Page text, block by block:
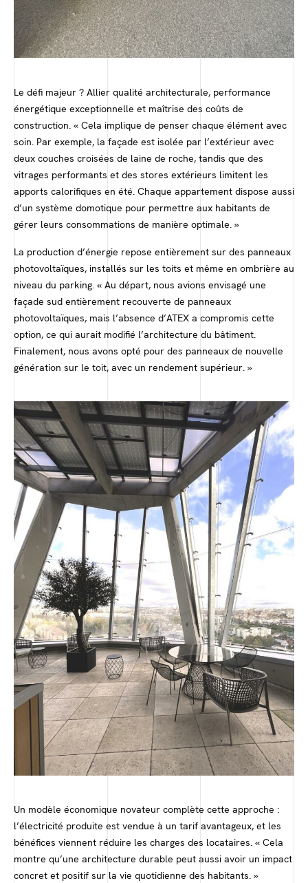
Le défi majeur ? Allier qualité architecturale, performance
énergétique exceptionnelle et maîtrise des coûts de
construction. « Cela implique de penser chaque élément avec
soin. Par exemple, la façade est isolée par l’extérieur avec
deux couches croisées de laine de roche, tandis que des
vitrages performants et des stores extérieurs limitent les
apports calorifiques en été. Chaque appartement dispose aussi
d’un système domotique pour permettre aux habitants de
gérer leurs consommations de manière optimale. »
La production d’énergie repose entièrement sur des panneaux
photovoltaïques, installés sur les toits et même en ombrière au
niveau du parking. « Au départ, nous avions envisagé une
façade sud entièrement recouverte de panneaux
photovoltaïques, mais l’absence d’ATEX a compromis cette
option, ce qui aurait modifié l’architecture du bâtiment.
Finalement, nous avons opté pour des panneaux de nouvelle
génération sur le toit, avec un rendement supérieur. »
Un modèle économique novateur complète cette approche :
l’électricité produite est vendue à un tarif avantageux, et les
bénéfices viennent réduire les charges des locataires. « Cela
montre qu’une architecture durable peut aussi avoir un impact
concret et positif sur la vie quotidienne des habitants. »